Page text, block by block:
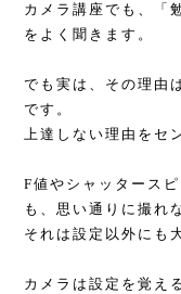
カメラ講座でも、「
をよく聞きます。
でも実は、その理由
です。
上達しない理由をセ
F値やシャッタース
も、思い通りに撮れ
それは設定以外にも
カメラは設定を覚え